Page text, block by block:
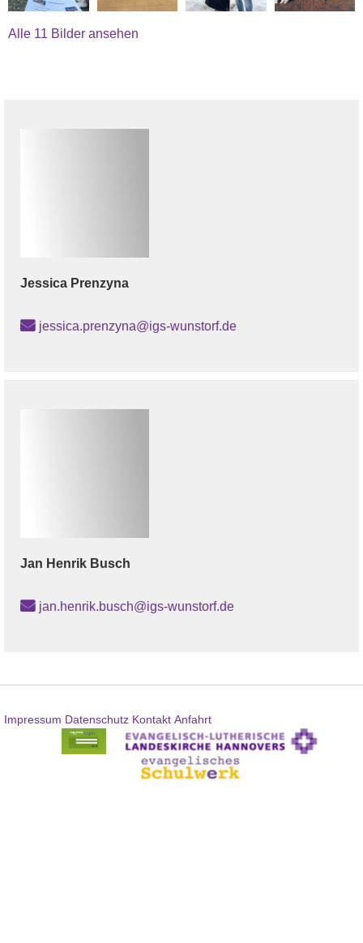
Alle 11 Bilder ansehen
Jessica Prenzyna
jessica.prenzyna@igs-wunstorf.de
Jan Henrik Busch
jan.henrik.busch@igs-wunstorf.de
Impressum Datenschutz Kontakt Anfahrt